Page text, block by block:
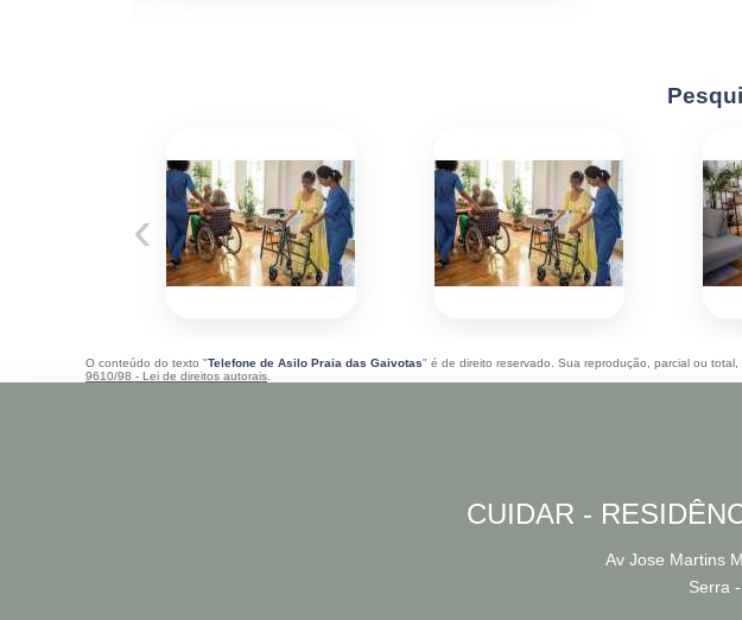
‹
O conteúdo do texto "Telefone de Asilo Praia das Gaivotas" é de direito reservado. Sua reprodução, parcial ou
9610/98 - Lei de direitos autorais
CUIDAR -
Av Jose Martins
Serra